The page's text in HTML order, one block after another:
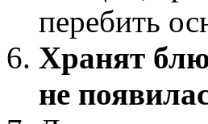
перебить
Хранят
не